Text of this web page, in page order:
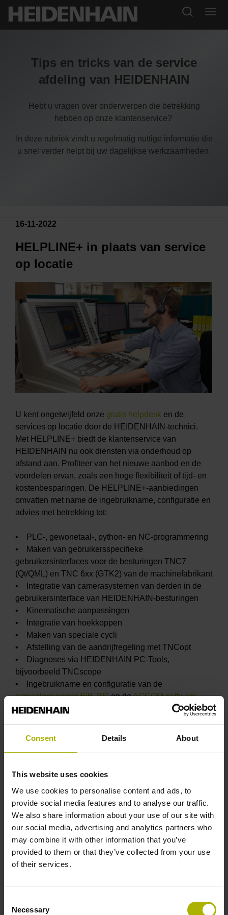
Consent Details About
This website uses cookies
We use cookies to personalise content and ads, to
provide social media features and to analyse our traffic.
We also share information about your use of our site with
our social media, advertising and analytics partners who
may combine it with other information that you’ve
provided to them or that they’ve collected from your use
of their services.
Selection
Necessary
Tips en tricks van de service
afdeling van HEIDENHAIN
Hebt u vragen over onderwerpen die betrekking
hebben op onze klantenservice?
In deze rubriek vindt u regelmatig nuttige informatie die
u snel verder helpt bij uw dagelijkse werkzaamheden.
16-11-2022
HELPLINE+ in plaats van service
op locatie
U kent ongetwijfeld onze gratis helpdesk en de
services op locatie door de HEIDENHAIN-technici.
Met HELPLINE+ biedt de klantenservice van
HEIDENHAIN nu ook diensten via onderhoud op
afstand aan. Profiteer van het nieuwe aanbod en de
voordelen ervan, zoals een hoge flexibiliteit of tijd- en
kostenbesparingen. De HELPLINE+-aanbiedingen
omvatten met name de ingebruikname, configuratie en
advies met betrekking tot:
• PLC-, gewonetaal-, python- en NC-programmering
• Maken van gebruikersspecifieke
gebruikersinterfaces voor de besturingen TNC7
(Qt/QML) en TNC 6xx (GTK2) van de machinefabrikant
• Integratie van camerasystemen van derden in de
gebruikersinterface van HEIDENHAIN-besturingen
• Kinematische aanpassingen
• Integratie van hoekkoppen
• Maken van speciale cycli
• Afstelling van de aandrijfregeling met TNCopt
• Diagnoses via HEIDENHAIN PC-Tools,
bijvoorbeeld TNCscope
• Ingebruikname en configuratie van de
signaalomvormer EIB 700en deACCOM-software
• Ondersteuning inbedrijfstelling functionele
HEIDENHAIN NC-server
Tot nu toe vonden deze werkzaamheden plaats in het
kader van een service op locatie door een
HEIDENHAIN-technicus in uw productie. Daarentegen
biedt onderhoud op afstand u natuurlijk aanzienlijke
voordelen:
• De werkzaamheden kunnen veel flexibeler gepland
en uitgevoerd worden, zodat ze optimaal bij uw
productietijd vergen. Daartoe kunnen de diensten ook
verschillende stappen worden opgesplitst en op